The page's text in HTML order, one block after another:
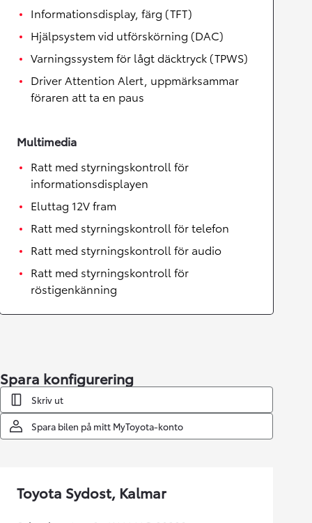
Informationsdisplay, färg (TFT)
Hjälpsystem vid utförskörning (DAC)
Varningssystem för lågt däcktryck (TPWS)
Driver Attention Alert, uppmärksammar
föraren att ta en paus
Multimedia
Ratt med styrningskontroll för
informationsdisplayen
Eluttag 12V fram
Ratt med styrningskontroll för telefon
Ratt med styrningskontroll för audio
Ratt med styrningskontroll för
röstigenkänning
Spara konfigurering
Skriv ut
Spara bilen på mitt MyToyota-konto
Toyota Sydost, Kalmar